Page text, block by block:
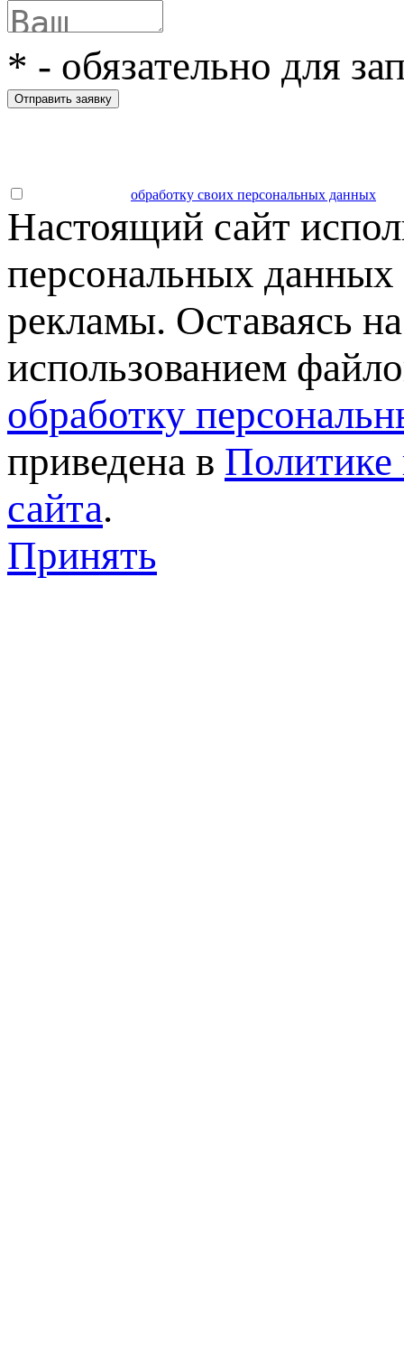
* - обязательно для
Отправить заявку
обработку своих персональных данных
Настоящий сайт
персональных данных
рекламы. Оставаясь
использованием
обработку
приведена в Политике
сайта.
Принять